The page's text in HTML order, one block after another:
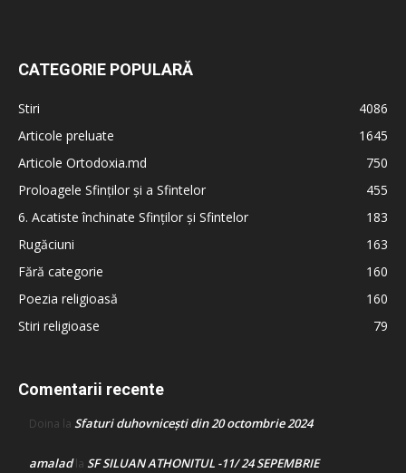
CATEGORIE POPULARĂ
Stiri
4086
Articole preluate
1645
Articole Ortodoxia.md
750
Proloagele Sfinților și a Sfintelor
455
6. Acatiste închinate Sfinților și Sfintelor
183
Rugăciuni
163
Fără categorie
160
Poezia religioasă
160
Stiri religioase
79
Comentarii recente
Doina la Sfaturi duhovnicești din 20 octombrie 2024
amaladla SF SILUAN ATHONITUL -11/ 24 SEPEMBRIE